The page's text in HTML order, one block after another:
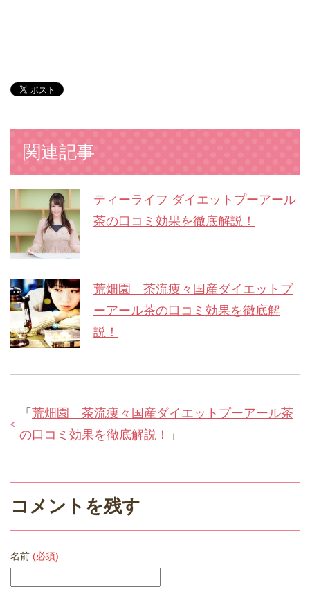
関連記事
ティーライフ ダイエットプーアール
茶の口コミ効果を徹底解説！
荒畑園 茶流痩々国産ダイエットプ
ーアール茶の口コミ効果を徹底解
説！
「 荒畑園 茶流痩々国産ダイエットプーアール茶
の口コミ効果を徹底解説！
」
コメントを残す
名前 (必須)